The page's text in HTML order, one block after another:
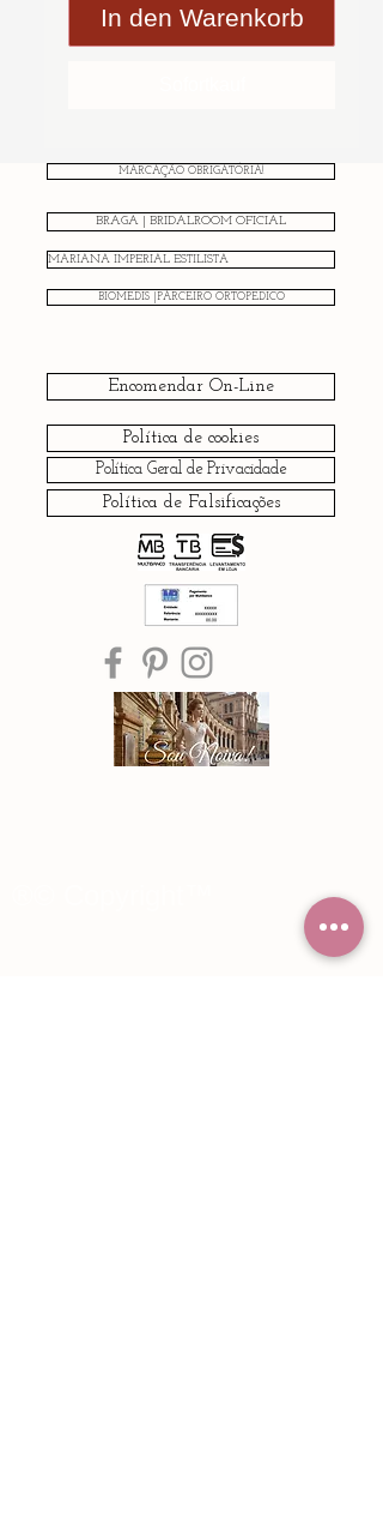
In den Warenkorb
MARCAÇÃO OBRIGATÓRIA!
BRAGA | BRIDALROOM OFICIAL
MARIANA IMPERIAL ESTILISTA
BIOMEDIS |PARCEIRO ORTOPÉDICO
Encomendar On-Line
Política de cookies
Política Geral de Privacidade
Política de Falsificações